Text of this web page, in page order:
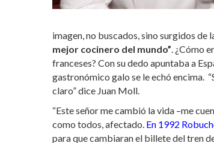
imagen, no buscados, sino surgidos
mejor cocinero del mundo”. ¿Cómo
franceses? Con su dedo apuntaba a
gastronómico galo se le echó encima.
claro” dice Juan Moll.
“Este señor me cambió la vida –me
como todos, afectado. En 1992
para que cambiaran el billete del tren